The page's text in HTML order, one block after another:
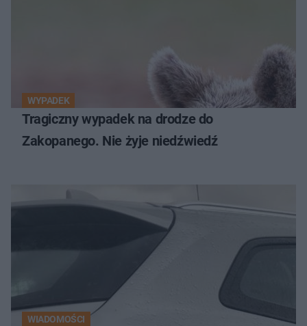
WYPADEK
Tragiczny wypadek na drodze do
Zakopanego. Nie żyje niedźwiedź
WIADOMOŚCI